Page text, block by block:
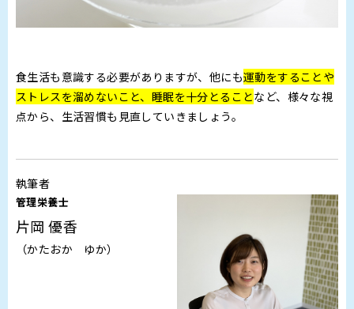
食生活も意識する必要がありますが、他にも運動をすることや
ストレスを溜めないこと、睡眠を十分とることなど、様々な視
点から、生活習慣も見直していきましょう。
執筆者
管理栄養士
片岡 優香
（かたおか ゆか）